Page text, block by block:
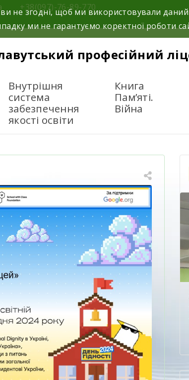
+38(097)-76-89-770
професійний
Внутрішня
система
забезпечення
якості освіти
Книга
Пам’яті.
Війна
не згодні, щоб ми використовували
ми не гарантуємо коректної роботи